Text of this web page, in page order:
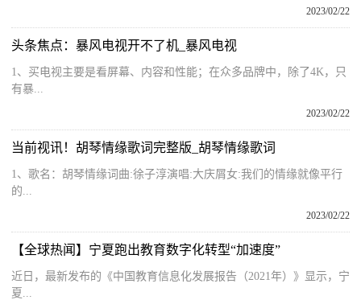
2023/02/22
头条焦点：暴风电视开不了机_暴风电视
1、买电视主要是看屏幕、内容和性能；在众多品牌中，除了4K，只
有暴...
2023/02/22
当前视讯！胡琴情缘歌词完整版_胡琴情缘歌词
1、歌名：胡琴情缘词曲:徐子淳演唱:大庆屑女:我们的情缘就像平行
的...
2023/02/22
【全球热闻】宁夏跑出教育数字化转型“加速度”
近日，最新发布的《中国教育信息化发展报告（2021年）》显示，宁
夏...